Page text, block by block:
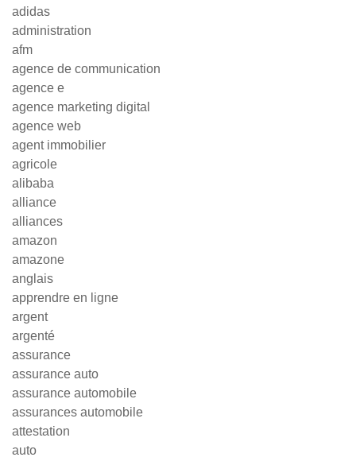
adidas
administration
afm
agence de communication
agence e
agence marketing digital
agence web
agent immobilier
agricole
alibaba
alliance
alliances
amazon
amazone
anglais
apprendre en ligne
argent
argenté
assurance
assurance auto
assurance automobile
assurances automobile
attestation
auto